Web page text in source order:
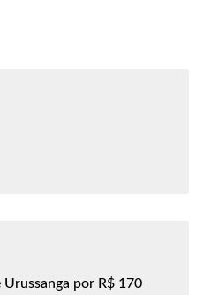
por R$ 170